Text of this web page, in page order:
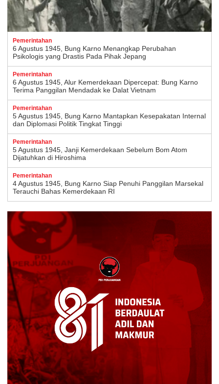
Pemerintahan
6 Agustus 1945, Bung Karno Menangkap Perubahan
Psikologis yang Drastis Pada Pihak Jepang
Pemerintahan
6 Agustus 1945, Alur Kemerdekaan Dipercepat: Bung Karno
Terima Panggilan Mendadak ke Dalat Vietnam
Pemerintahan
5 Agustus 1945, Bung Karno Mantapkan Kesepakatan Internal
dan Diplomasi Politik Tingkat Tinggi
Pemerintahan
5 Agustus 1945, Janji Kemerdekaan Sebelum Bom Atom
Dijatuhkan di Hiroshima
Pemerintahan
4 Agustus 1945, Bung Karno Siap Penuhi Panggilan Marsekal
Terauchi Bahas Kemerdekaan RI